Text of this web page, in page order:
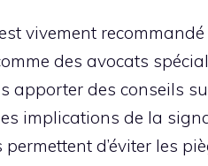
vivement recommandé
des avocats
apporter des conseils
implications de la
d’éviter les